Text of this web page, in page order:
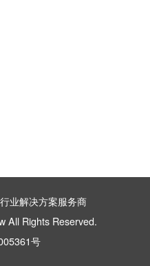
业解决方案服务商
All Rights Reserved.
号